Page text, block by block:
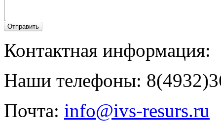
Отправить
Контактная информация:
Наши телефоны:
Почта: info@ivs-resurs.ru